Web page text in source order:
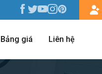
Bảng giá Liên hệ